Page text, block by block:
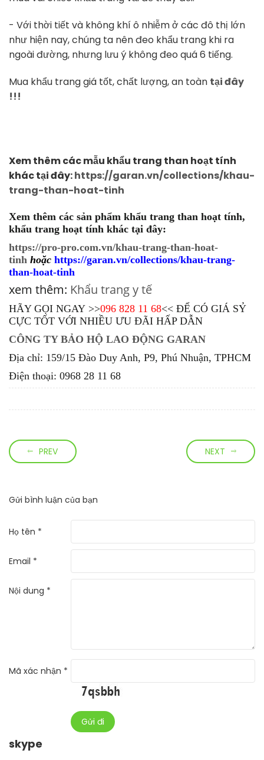
- Với thời tiết và không khí ô nhiễm ở các đô thị lớn
như hiện nay, chúng ta nên đeo khẩu trang khi ra
ngoài đường, nhưng lưu ý không đeo quá 6 tiếng.
Mua khẩu trang giá tốt, chất lượng, an toàn tại đây
!!!
Xem thêm các mẫu khẩu trang than hoạt tính
khác tại đây:https://garan.vn/collections/khau-
trang-than-hoat-tinh
Xem thêm các sản phẩm khẩu trang than hoạt tính,
khẩu trang hoạt tính khác tại đây:
https://pro-pro.com.vn/khau-trang-than-hoat-
tinh hoặc https://garan.vn/collections/khau-trang-
than-hoat-tinh
xem thêm: Khẩu trang y tế
HÃY GỌI NGAY >>096 828 11 68<< ĐỂ CÓ GIÁ SỶ
CỰC TỐT VỚI NHIỀU ƯU ĐÃI HẤP DẪN
CÔNG TY BẢO HỘ LAO ĐỘNG GARAN
Địa chỉ: 159/15 Đào Duy Anh, P9, Phú Nhuận, TPHCM
Điện thoại: 0968 28 11 68
PREV NEXT
Gửi bình luận của bạn
Họ tên *
Email *
Nội dung *
Mã xác nhận *
skype